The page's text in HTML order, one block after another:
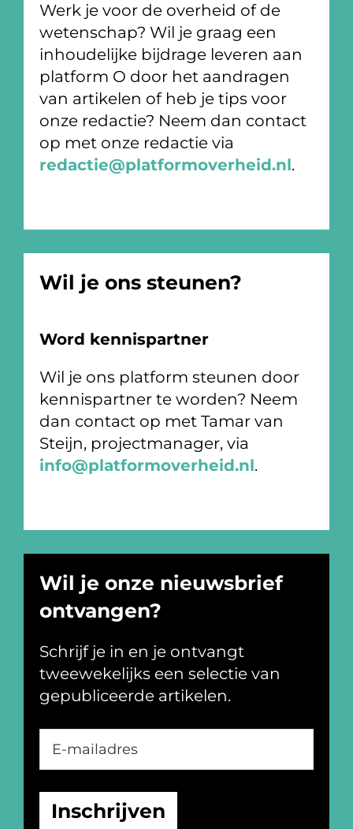
Werk je voor de overheid of de
wetenschap? Wil je graag een
inhoudelijke bijdrage leveren aan
platform O door het aandragen
van artikelen of heb je tips voor
onze redactie? Neem dan contact
op met onze redactie via
redactie@platformoverheid.nl.
Wil je ons steunen?
Word kennispartner
Wil je ons platform steunen door
kennispartner te worden? Neem
dan contact op met Tamar van
Steijn, projectmanager, via
info@platformoverheid.nl.
Wil je onze nieuwsbrief
ontvangen?
Schrijf je in en je ontvangt
tweewekelijks een selectie van
gepubliceerde artikelen.